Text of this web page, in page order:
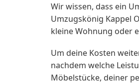
Wir wissen, dass ein
Umzugskönig Kappel
kleine Wohnung oder
Um deine Kosten
nachdem welche
Möbelstücke, deiner